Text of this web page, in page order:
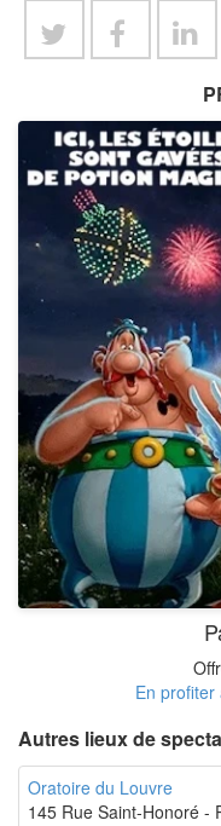
En
Autres lieux de
Oratoire du Louvre
145 Rue Saint-Honoré -